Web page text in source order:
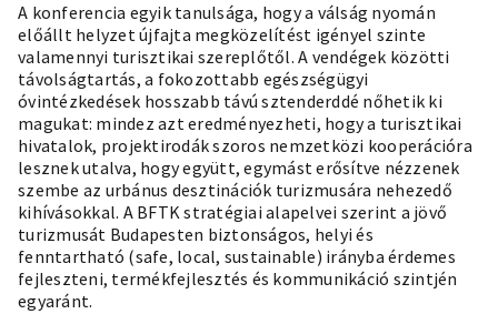
A konferencia egyik tanulsága, hogy a válság nyomán
előállt helyzet újfajta megközelítést igényel szinte
valamennyi turisztikai szereplőtől. A vendégek közötti
távolságtartás, a fokozottabb egészségügyi
óvintézkedések hosszabb távú sztenderddé nőhetik ki
magukat: mindez azt eredményezheti, hogy a turisztikai
hivatalok, projektirodák szoros nemzetközi kooperációra
lesznek utalva, hogy együtt, egymást erősítve nézzenek
szembe az urbánus desztinációk turizmusára nehezedő
kihívásokkal. A BFTK stratégiai alapelvei szerint a jövő
turizmusát Budapesten biztonságos, helyi és
fenntartható (safe, local, sustainable) irányba érdemes
fejleszteni, termékfejlesztés és kommunikáció szintjén
egyaránt.